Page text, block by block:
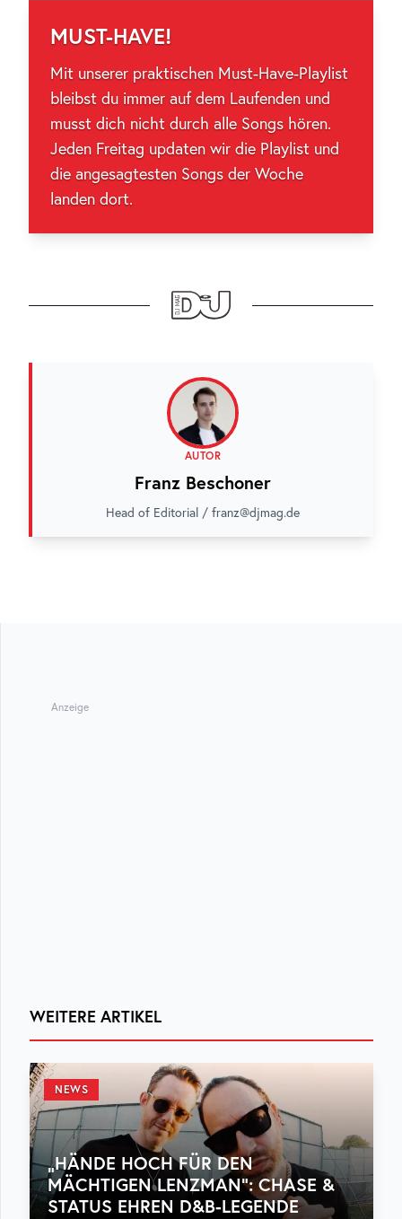
MUST-HAVE!
Mit unserer praktischen Must-Have-Playlist
bleibst du immer auf dem Laufenden und
musst dich nicht durch alle Songs hören.
Jeden Freitag updaten wir die Playlist und
die angesagtesten Songs der Woche
landen dort.
AUTOR
Franz Beschoner
Head of Editorial / franz@djmag.de
Anzeige
WEITERE ARTIKEL
NEWS
„HÄNDE HOCH FÜR DEN
MÄCHTIGEN LENZMAN“: CHASE &
STATUS EHREN D&B-LEGENDE